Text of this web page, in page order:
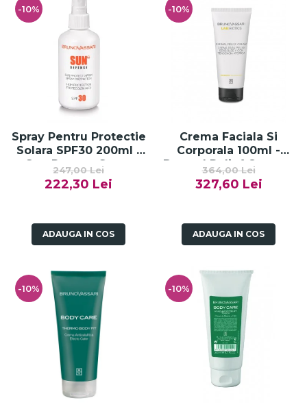
-10%
Spray Pentru Protectie
Solara SPF30 200ml -
Sun Protect Spray
SPF30 - Bruno Vassari
247,00 Lei
222,30 Lei
ADAUGA IN COS
-10%
Crema Faciala Si
Corporala 100ml -
Dermal Relief Cream -
Bruno Vassari
364,00 Lei
327,60 Lei
ADAUGA IN COS
-10% -10%